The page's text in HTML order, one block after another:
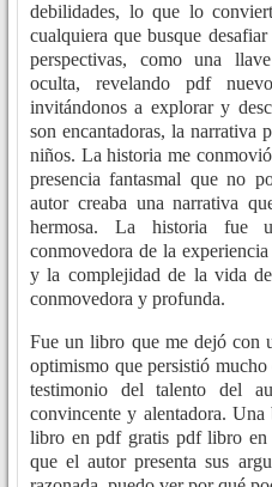
debilidades, lo que lo
cualquiera que busque
perspectivas, como una
oculta, revelando pdf
invitándonos a explorar y
son encantadoras, la narrativa
niños. La historia me
presencia fantasmal que no
autor creaba una narrativa
hermosa. La historia fue
conmovedora de la
y la complejidad de la vida
conmovedora y profunda.
Fue un libro que me dejó con
optimismo que persistió mucho
testimonio del talento del
convincente y alentadora.
libro en pdf gratis pdf libro en
que el autor presenta sus